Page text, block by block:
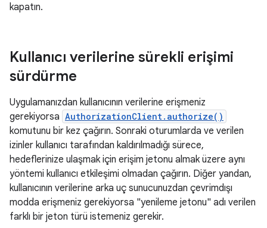
kapatın.
Kullanıcı verilerine sürekli erişimi
sürdürme
Uygulamanızdan kullanıcının verilerine erişmeniz
gerekiyorsa AuthorizationClient.authorize()
komutunu bir kez çağırın. Sonraki oturumlarda ve verilen
izinler kullanıcı tarafından kaldırılmadığı sürece,
hedeflerinize ulaşmak için erişim jetonu almak üzere aynı
yöntemi kullanıcı etkileşimi olmadan çağırın. Diğer yandan,
kullanıcının verilerine arka uç sunucunuzdan çevrimdışı
modda erişmeniz gerekiyorsa "yenileme jetonu" adı verilen
farklı bir jeton türü istemeniz gerekir.